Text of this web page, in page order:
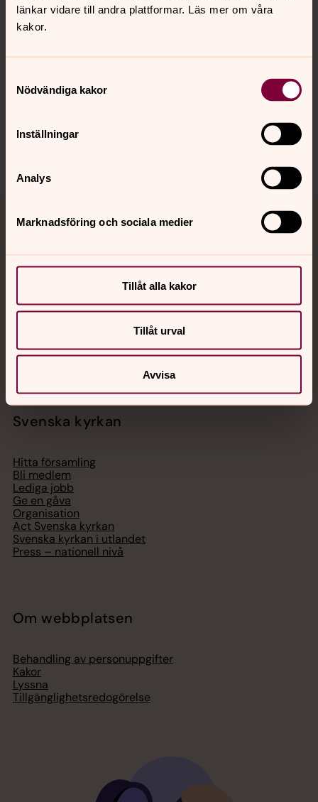
länkar vidare till andra plattformar. Läs mer om våra
kakor.
Nödvändiga kakor
Inställningar
Analys
Marknadsföring och sociala medier
Tillåt alla kakor
Tillåt urval
Avvisa
Kalender
Hitta snabbt
Jourhavande präst
Akut samtals- och krisstöd. Prata eller chatta anonymt
Chatt
Telefon 112
Svenska kyrkan
Hitta församling
Bli medlem
Lediga jobb
Ge en gåva
Organisation
Act Svenska kyrkan
Svenska kyrkan i utlandet
Press – nationell nivå
Om webbplatsen
Behandling av personuppgifter
Kakor
Lyssna
Tillgänglighetsredogörelse